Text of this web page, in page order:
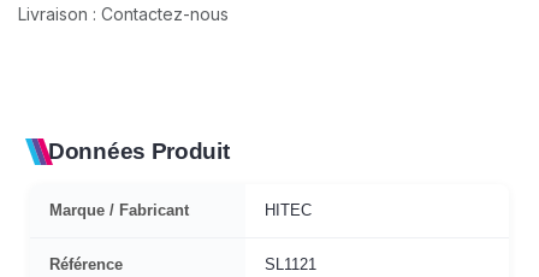
Livraison : Contactez-nous
Données Produit
Marque / Fabricant HITEC
Référence SL1121